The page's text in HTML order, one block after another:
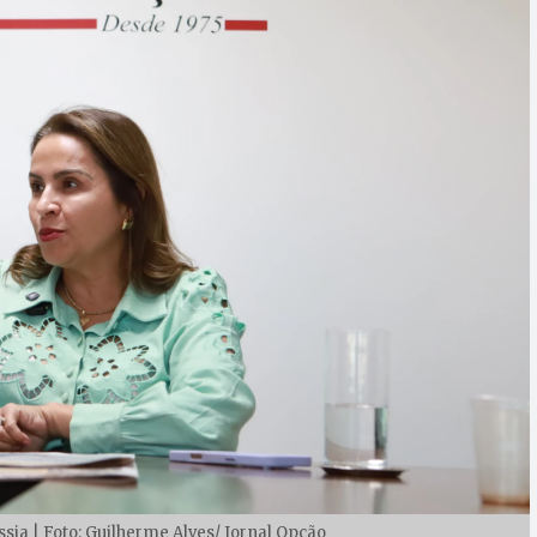
| Foto: Guilherme Alves/ Jornal Opção